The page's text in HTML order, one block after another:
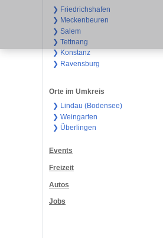
❯ Friedrichshafen
❯ Meckenbeuren
❯ Salem
❯ Tettnang
❯ Konstanz
❯ Ravensburg
Orte im Umkreis
❯ Lindau (Bodensee)
❯ Weingarten
❯ Überlingen
Events
Freizeit
Autos
Jobs